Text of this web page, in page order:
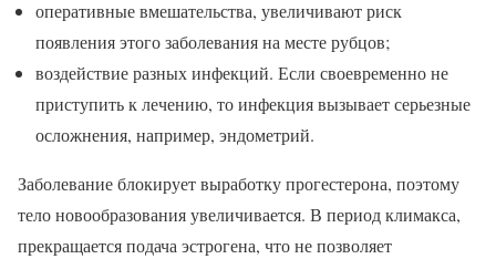
оперативные вмешательства, увеличивают риск
появления этого заболевания на месте рубцов;
воздействие разных инфекций. Если своевременно не
приступить к лечению, то инфекция вызывает серьезные
осложнения, например, эндометрий.
Заболевание блокирует выработку прогестерона, поэтому
тело новообразования увеличивается. В период климакса,
прекращается подача эстрогена, что не позволяет